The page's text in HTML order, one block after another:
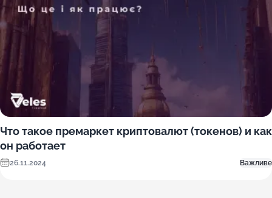
Что такое премаркет криптовалют (токенов) и как
он работает
26.11.2024 Важливе